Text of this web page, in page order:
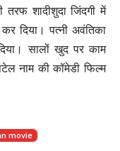
शादीशुदा जिंदगी में
दिया। पत्नी अवंतिका
सालों खुद पर काम
नाम की कॉमेडी फिल्म
movie